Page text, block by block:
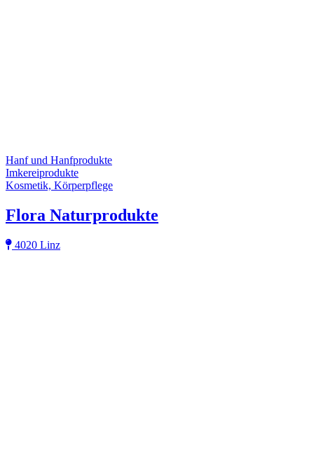
Hanf und Hanfprodukte
Imkereiprodukte
Kosmetik, Körperpflege
Flora Naturprodukte
4020 Linz